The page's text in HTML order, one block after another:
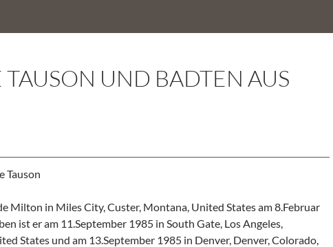
TAUSON UND BADTEN AUS
Tauson
Milton in Miles City, Custer, Montana, United States am 8.Februar
ist er am 11.September 1985 in South Gate, Los Angeles,
States und am 13.September 1985 in Denver, Denver, Colorado,